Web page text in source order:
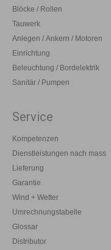
Blöcke / Rollen
Tauwerk
Anlegen / Ankern / Motoren
Einrichtung
Beleuchtung / Bordelektrik
Sanitär / Pumpen
Service
Kompetenzen
Dienstleistungen nach mass
Lieferung
Garantie
Wind + Wetter
Umrechnungstabelle
Glossar
Distributor